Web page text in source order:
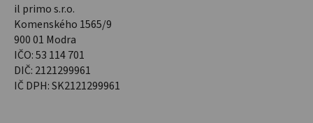
il primo s.r.o.
Komenského 1565/9
900 01 Modra
IČO: 53 114 701
DIČ: 2121299961
IČ DPH: SK2121299961